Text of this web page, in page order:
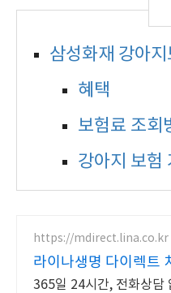
삼성화재 강아
혜택
보험료 조회
강아지 보험
https://mdirect.lina.co.kr
라이나생명 다이렉트
최대 3만원 상품권 증
365일 24시간, 전화상담